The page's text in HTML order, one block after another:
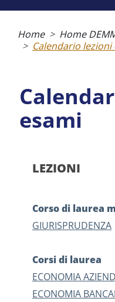
pane
Home
Home
Calendario lezioni
esami
LEZIONI
Corso di laurea
GIURISPRUDENZA
Corsi di laurea
ECONOMIA
ECONOMIA